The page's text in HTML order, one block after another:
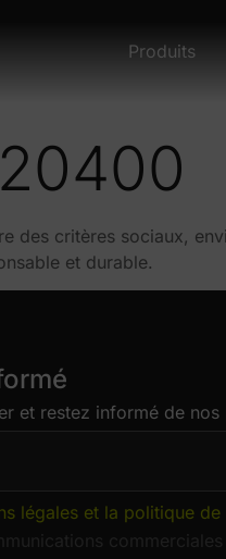
Produits
des critères sociaux,
et durable.
et restez informé de
légales et la politique